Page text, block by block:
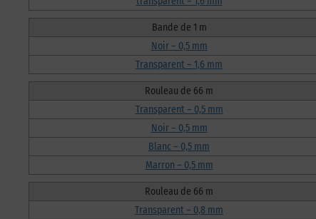
Bande de 1 m
Noir – 0,5 mm
Transparent – 1,6 mm
Rouleau de 66 m
Transparent – 0,5 mm
Noir – 0,5 mm
Blanc – 0,5 mm
Marron – 0,5 mm
Rouleau de 66 m
Transparent – 0,8 mm